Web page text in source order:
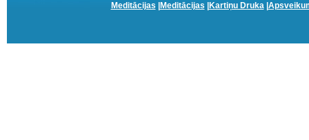
Meditācijas
Meditācijas Kartiņu Druka|